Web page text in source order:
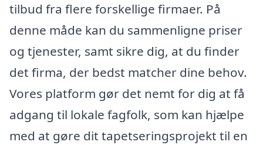
tilbud fra flere forskellige firmaer. På
denne måde kan du sammenligne priser
og tjenester, samt sikre dig, at du finder
det firma, der bedst matcher dine behov.
Vores platform gør det nemt for dig at få
adgang til lokale fagfolk, som kan hjælpe
med at gøre dit tapetseringsprojekt til en